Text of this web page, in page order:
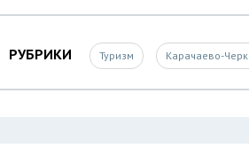
РУБРИКИ Туризм Карачаево-